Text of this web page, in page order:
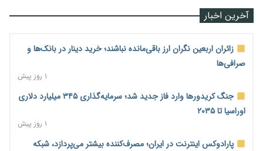
آخرین اخبار
زائران اربعین نگران ارز باقی‌مانده نباشند؛ خرید دینار در بانک‌ها و
صرافی‌ها
۱ روز پیش
جنگ کریدورها وارد فاز جدید شد؛ سرمایه‌گذاری ۳۴۵ میلیارد دلاری
اوراسیا تا ۲۰۳۵
۱ روز پیش
پارادوکس اینترنت در ایران؛ مصرف‌کننده بیشتر می‌پردازد، شبکه